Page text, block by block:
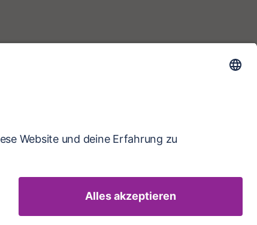
Profile auf der Karte werden zum Schutz
der Privatsphäre nur ungefähr angezeigt.